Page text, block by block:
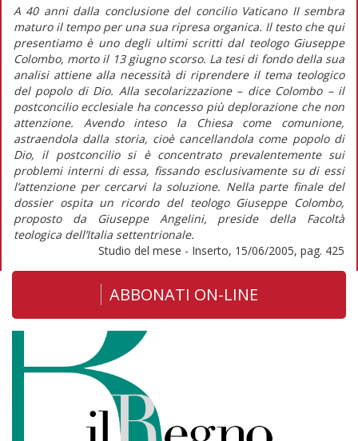
A 40 anni dalla conclusione del concilio Vaticano II sembra
maturo il tempo per una sua ripresa organica. Il testo che qui
presentiamo è uno degli ultimi scritti dal teologo Giuseppe
Colombo, morto il 13 giugno scorso. La tesi di fondo della sua
analisi attiene alla necessità di riprendere il tema teologico
del popolo di Dio. Alla secolarizzazione – dice Colombo – il
postconcilio ecclesiale ha concesso più deplorazione che non
attenzione. Avendo inteso la Chiesa come comunione,
astraendola dalla storia, cioè cancellandola come popolo di
Dio, il postconcilio si è concentrato prevalentemente sui
problemi interni di essa, fissando esclusivamente su di essi
l’attenzione per cercarvi la soluzione. Nella parte finale del
dossier ospita un ricordo del teologo Giuseppe Colombo,
proposto da Giuseppe Angelini, preside della Facoltà
teologica dell’Italia settentrionale.
Studio del mese - Inserto, 15/06/2005, pag. 425
ABBONATI ON-LINE